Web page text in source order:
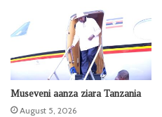
Museveni aanza ziara Tanzania
August 5, 2026